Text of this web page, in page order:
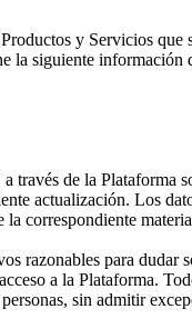
y Servicios que
la siguiente información
través de la Plataforma
actualización. Los
la correspondiente
razonables para dudar
a la Plataforma.
sin admitir